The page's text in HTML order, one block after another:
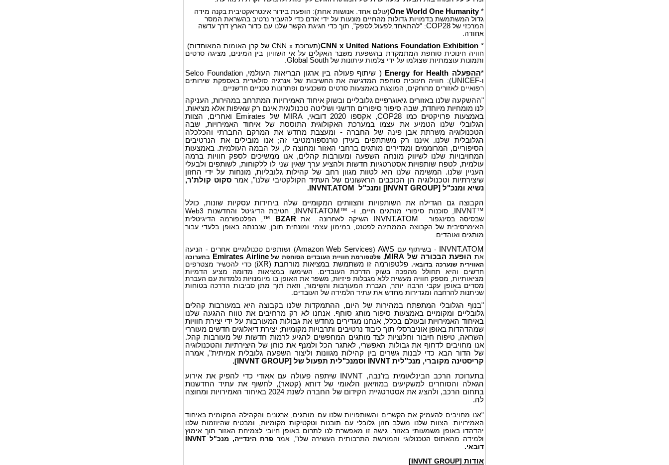
*
One World One Humanity(עולם אחד. אנושות אחת): הופעת בידור אינטראקטיבית בקנה מידה
גדול המשתמשת בדמויות גדולות מהחיים מונעות על ידי אדם כדי להעביר נרטיב בהשראת המסר
המרכזי של COP28: "להתאחד.לפעול.לספק", תוך כדי חגיגת הקשר שלנו עם כדור הארץ דרך עדשה
אחודה.
*
CNN x United Nations Foundation Exhibition
(תערוכת CNN x של קרן האומות המאוחדות):
חוויה חינוכית סוחפת המתמקדת בהשפעת משבר האקלים על אי השוויון בין המינים, מציגה סרטים
ותמונות עוצמתיות שצולמו על ידי צלמות עיתונות של Global South
*ההפעלה Energy for Health ( שיתוף פעולה בין ארגון הבריאות העולמי,Selco Foundation
ו-UNICEF): חוויה חינוכית סוחפת המדגישה את החשיבות של אנרגיה סולארית באספקת שירותים
רפואיים לאזורים מרוחקים, המוצגת באמצעות סרטים משכנעים ופתרונות טכניים חדשניים.
"ההשקעה שלנו באזורים גיאוגרפיים גלובליים ובשוק איחוד האמירויות המתרחב במהירות, העניקה
לנו מומחיות מיוחדת, שבה סיפור סיפורים חדשני ושליטה טכנולוגית אינם רק שאיפות אלא מציאות.
באמצעות פרויקטים כמו COP28, אקספו 2020 דובאי, MIRA של Emirates ואחרים, הצוות
הגלובלי שלנו הטמיע את עצמו במערכת האקולוגית התוססת של איחוד האמירויות, שבה
הטכנולוגיה משרתת אבן פינה של החברה - ומעצבת מחדש את המרקם החברתי והכלכלה
הגלובלית שלנו. איננו רק משתתפים בעידן טרנספורמטיבי זה; אנו מובילים את הנרטיבים
הסיפוריים, המרוממים ומגדירים מותגים ברחבי האזור ומחוצה לו, על הבמה העולמית. באמצעות
המחויבויות שלנו לשיווק מונחה השפעה ומעורבות קהלים, אנו ממשיכים לספק חוויות ברמה
עולמית, לטפח שותפויות אסטרטגיות חדשות ולהציע ערך שאין שני לו ללקוחות, לשותפים ולבעלי
העניין שלנו. המשימה שלנו היא לטוות מגוון רחב של קהילות גלובליות, מונחות על ידי החזון
שיצירתיות וטכנולוגיה הן הכוכבים הראשונים של העתיד הקולקטיבי שלנו", אמרסקוט קולת'ר,
נשיא ומנכ"ל [INVNT GROUP] ומנכ"ל
INVNT.ATOM
.
הקבוצה גם הגדילה את השותפויות והצוותים המקומיים שלה ביחידות עסקיות שונות, כולל
INVNT™ , סוכנות סיפורי מותגים חיים, ו- INVNT.ATOM™
, חטיבת הדיגיטל והחדשנות Web3
שבסיסה בסינגפור.
INVNT.ATOM השיקה לאחרונה אתBZAR
™, הפלטפורמה הדיגיטלית
האימרסיבית של הקבוצה הממתינה לפטנט, במימון עצמי ומונחית תוכן, שנבנתה באופן בלעדי עבור
מותגים ואוהדים.
INVNT.ATOM
- בשיתוף עם AWS
(
Amazon Web Services) ושותפים טכנולוגיים אחרים - הניעה
את הופעת הבכורה של MIRA, פלטפורמת חוויית העובדים הסוחפת שלEmirates Airline בתערוכה
האווירית שנערכה בדובאי. פלטפורמה זו משתמשת במציאות מורחבת (iXR) כדי להכשיר מצטרפים
חדשים והיא תחולל מהפכה בשוק הדרכת העובדים. השימשו במציאות מדומה מציע הדמיות
מציאותיות, מספק חוויה מעשית ללא מגבלות פיזיות, משפר את האופן בו מיומנויות נלמדות עם העברת
מסרים באופן עקבי הרבה יותר, הגברת המעורבות והשימור, וזאת תוך מתן סביבות הדרכה בטוחות
שניתנות להרחבה ומגדירות מחדש את עתיד הלמידה של העובדים.
"בנוף הגלובלי המתפתח במהירות של היום, ההתמקדות שלנו בקבוצה היא במעורבות קהלים
גלובליים ומקומיים באמצעות סיפור מותג סוחף. אנחנו לא רק מרחיבים את טווח ההגעה שלנו
באיחוד האמירויות ובעולם בכלל, אנחנו מגדירים מחדש את גבולות המעורבות על ידי יצירת חוויות
שמהדהדות באופן אוניברסלי תוך כיבוד נרטיבים ותרבויות מקומיות; יצירת דיאלוגים חדשים מעוררי
השראה, טיפוח חיבור וחלוציות לצד מותגים המחפשים להגיע לרמות חדשות של מעורבות קהל.
אנו מחויבים לדחוף את גבולות האפשרי, לאתגר הכל ולמנף את כוחן של היצירתיות והטכנולוגיה
של הדור הבא כדי לבנות גשרים בין קהילות מגוונות וליצור השפעה גלובלית אמיתית", אמרה
קריסטינה מקוברי, מנכ"לית INVNT וסמנכ"לית תפעול של [
INVNT GROUP
].
בתערוכת הרכב הבינלאומית בז'נבה, INVNT שיתפה פעולה עם אאודי כדי להפיק את אירוע
הגאלה והסוחרים למשקיעים במוזיאון הלאומי של דוחא (קטאר), לחשוף את עתיד החדשנות
בתחום הרכב, ולהציג את אסטרטגיית הקידום של החברה לשנת 2024 באיחוד האמירויות ומחוצה
לה.
"אנו מחויבים להעמיק את הקשרים והשותפויות שלנו עם מותגים, ארגונים והקהילה המקומית באיחוד
האמירויות. הצוות שלנו משלב חזון גלובלי עם תובנות וטקטיקות מקומיות, ומבטיח שהיוזמות שלנו
יהדהדו באופן משמעותי באזור. גישה זו מאפשרת לנו לתרום באופן חיובי לצמיחת האזור תוך אימוץ
ולמידה מהאתוס הטכנולוגי והמורשת התרבותית העשירה שלו", אמר
פרח הינדייה, מנכ"ל INVNT
דובאי.
אודות [INVNT GROUP]